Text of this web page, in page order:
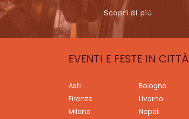
Scopri di più
EVENTI E FESTE IN CITTÀ
Asti Bologna
Firenze
Livorno
Milano
Napoli